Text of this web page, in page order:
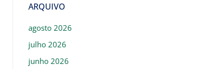
ARQUIVO
agosto 2026
julho 2026
junho 2026